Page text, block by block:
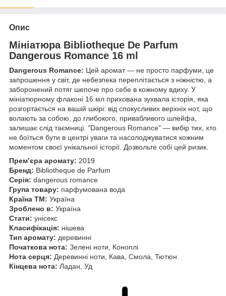
Опис
Мініатюра Bibliotheque De Parfum
Dangerous Romance 16 ml
Dangerous Romance: Цей аромат — не просто парфуми, це
запрошення у світ, де небезпека переплітається з ніжністю, а
заборонений потяг шепоче про себе в кожному вдиху. У
мініатюрному флаконі 16 мл прихована зухвала історія, яка
розгортається на вашій шкірі: від спокусливих верхніх нот, що
волають за собою, до глибокого, привабливого шлейфа,
залишає слід таємниці. "Dangerous Romance" — вибір тих, хто
не боїться бути в центрі уваги та насолоджуватися кожним
моментом своєї унікальної історії. Дозвольте собі цей ризик.
Прем’єра аромату: 2019
Бренд: Bibliotheque de Parfum
Серія: dangerous romance
Група товару: парфумована вода
Країна ТМ: Україна
Зроблено в: Україна
Стати: унісекс
Класифікація: нішева
Тип аромату: деревинні
Початкова нота: Зелені ноти, Коноплі
Нота серця: Деревинні ноти, Кава, Смола, Тютюн
Кінцева нота: Ладан, Уд